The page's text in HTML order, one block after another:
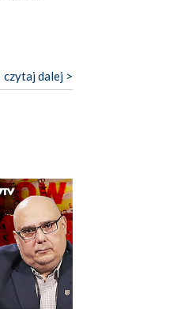
czytaj dalej >